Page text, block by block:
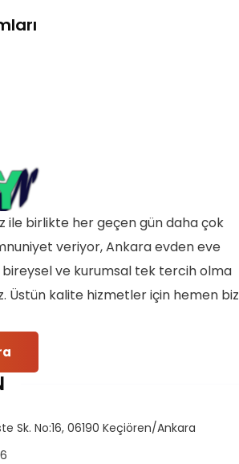
ile birlikte her geçen gün daha çok
veriyor, Ankara evden eve
bireysel ve kurumsal tek tercih olma
Üstün kalite hizmetler için hemen
Sk. No:16, 06190 Keçiören/Ankara